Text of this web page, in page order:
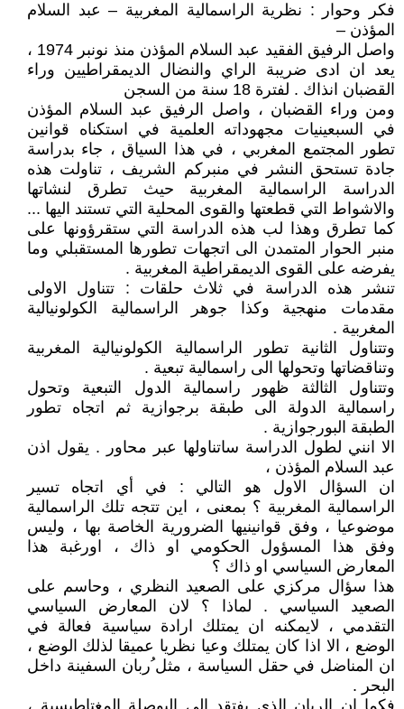
فكر وحوار : نظرية الراسمالية المغربية – عبد السلام
المؤذن –
واصل الرفيق الفقيد عبد السلام المؤذن منذ نونبر 1974 ،
يعد ان ادى ضريبة الراي والنضال الديمقراطيين وراء
القضبان انذاك . لفترة 18 سنة من السجن
ومن وراء القضبان ، واصل الرفيق عبد السلام المؤذن
في السبعينيات مجهوداته العلمية في استكناه قوانين
تطور المجتمع المغربي ، في هذا السياق ، جاء بدراسة
جادة تستحق النشر في منبركم الشريف ، تناولت هذه
الدراسة الراسمالية المغربية حيث تطرق لنشاتها
والاشواط التي قطعتها والقوى المحلية التي تستند اليها ...
كما تطرق وهذا لب هذه الدراسة التي ستقرؤونها على
منبر الحوار المتمدن الى اتجهات تطورها المستقبلي وما
يفرضه على القوى الديمقراطية المغربية .
تنشر هذه الدراسة في ثلاث حلقات : تتناول الاولى
مقدمات منهجية وكذا جوهر الراسمالية الكولونيالية
المغربية .
وتتناول الثانية تطور الراسمالية الكولونيالية المغربية
وتناقضاتها وتحولها الى راسمالية تبعية .
وتتناول الثالثة ظهور راسمالية الدول التبعية وتحول
راسمالية الدولة الى طبقة برجوازية ثم اتجاه تطور
الطبقة البورجوازية .
الا انني لطول الدراسة ساتناولها عبر محاور . يقول اذن
عبد السلام المؤذن ،
ان السؤال الاول هو التالي : في أي اتجاه تسير
الراسمالية المغربية ؟ بمعنى ، اين تتجه تلك الراسمالية
موضوعيا ، وفق قوانينيها الضرورية الخاصة بها ، وليس
وفق هذا المسؤول الحكومي او ذاك ، اورغبة هذا
المعارض السياسي او ذاك ؟
هذا سؤال مركزي على الصعيد النظري ، وحاسم على
الصعيد السياسي . لماذا ؟ لان المعارض السياسي
التقدمي ، لايمكنه ان يمتلك ارادة سياسية فعالة في
الوضع ، الا اذا كان يمتلك وعيا نظريا عميقا لذلك الوضع ،
ان المناضل في حقل السياسة ، مثل ُربان السفينة داخل
البحر .